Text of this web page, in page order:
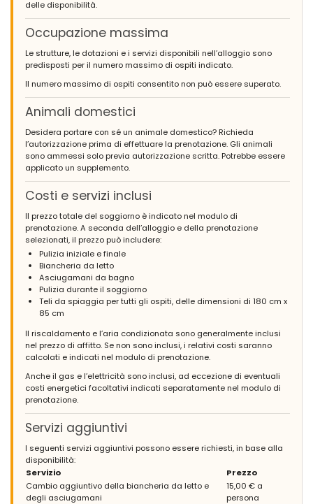
delle disponibilità.
Occupazione massima
Le strutture, le dotazioni e i servizi disponibili nell’alloggio sono
predisposti per il numero massimo di ospiti indicato.
Il numero massimo di ospiti consentito non può essere superato.
Animali domestici
Desidera portare con sé un animale domestico? Richieda
l’autorizzazione prima di effettuare la prenotazione. Gli animali
sono ammessi solo previa autorizzazione scritta. Potrebbe essere
applicato un supplemento.
Costi e servizi inclusi
Il prezzo totale del soggiorno è indicato nel modulo di
prenotazione. A seconda dell’alloggio e della prenotazione
selezionati, il prezzo può includere:
Pulizia iniziale e finale
Biancheria da letto
Asciugamani da bagno
Pulizia durante il soggiorno
Teli da spiaggia per tutti gli ospiti, delle dimensioni di 180 cm x
85 cm
Il riscaldamento e l’aria condizionata sono generalmente inclusi
nel prezzo di affitto. Se non sono inclusi, i relativi costi saranno
calcolati e indicati nel modulo di prenotazione.
Anche il gas e l’elettricità sono inclusi, ad eccezione di eventuali
costi energetici facoltativi indicati separatamente nel modulo di
prenotazione.
Servizi aggiuntivi
I seguenti servizi aggiuntivi possono essere richiesti, in base alla
disponibilità:
Servizio
Prezzo
Cambio aggiuntivo della biancheria da letto e
degli asciugamani
15,00 € a
persona